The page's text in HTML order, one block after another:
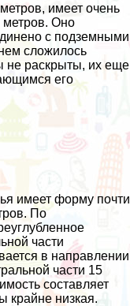
имеет очень
метров. Оно
с подземными
сложилось
не раскрыты, их еще
его
имеет форму почти
По
части
в направлении
части 15
составляет
крайне низкая.